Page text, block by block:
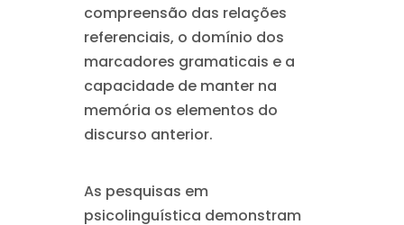
compreensão das relações
referenciais, o domínio dos
marcadores gramaticais e a
capacidade de manter na
memória os elementos do
discurso anterior.
As pesquisas em
psicolinguística demonstram